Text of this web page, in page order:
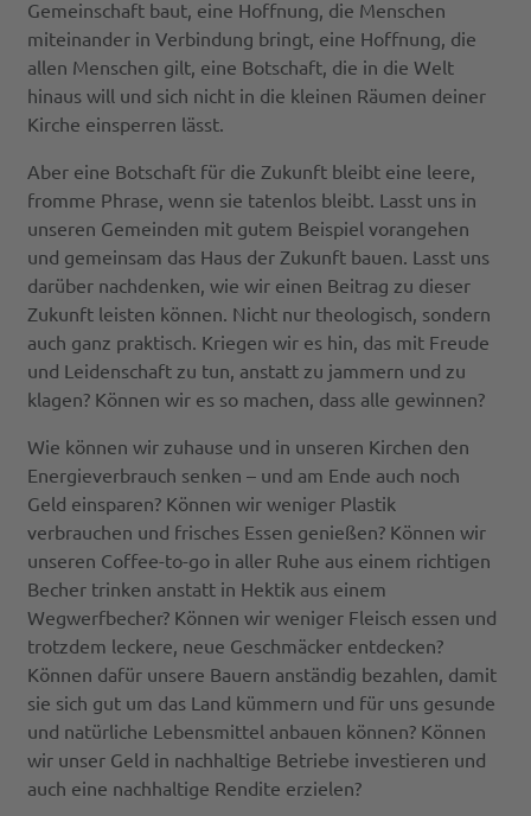
Gemeinschaft baut, eine Hoffnung, die Menschen
miteinander in Verbindung bringt, eine Hoffnung, die
allen Menschen gilt, eine Botschaft, die in die Welt
hinaus will und sich nicht in die kleinen Räumen deiner
Kirche einsperren lässt.
Aber eine Botschaft für die Zukunft bleibt eine leere,
fromme Phrase, wenn sie tatenlos bleibt. Lasst uns in
unseren Gemeinden mit gutem Beispiel vorangehen
und gemeinsam das Haus der Zukunft bauen. Lasst uns
darüber nachdenken, wie wir einen Beitrag zu dieser
Zukunft leisten können. Nicht nur theologisch, sondern
auch ganz praktisch. Kriegen wir es hin, das mit Freude
und Leidenschaft zu tun, anstatt zu jammern und zu
klagen? Können wir es so machen, dass alle gewinnen?
Wie können wir zuhause und in unseren Kirchen den
Energieverbrauch senken – und am Ende auch noch
Geld einsparen? Können wir weniger Plastik
verbrauchen und frisches Essen genießen? Können wir
unseren Coffee-to-go in aller Ruhe aus einem richtigen
Becher trinken anstatt in Hektik aus einem
Wegwerfbecher? Können wir weniger Fleisch essen und
trotzdem leckere, neue Geschmäcker entdecken?
Können dafür unsere Bauern anständig bezahlen, damit
sie sich gut um das Land kümmern und für uns gesunde
und natürliche Lebensmittel anbauen können? Können
wir unser Geld in nachhaltige Betriebe investieren und
auch eine nachhaltige Rendite erzielen?